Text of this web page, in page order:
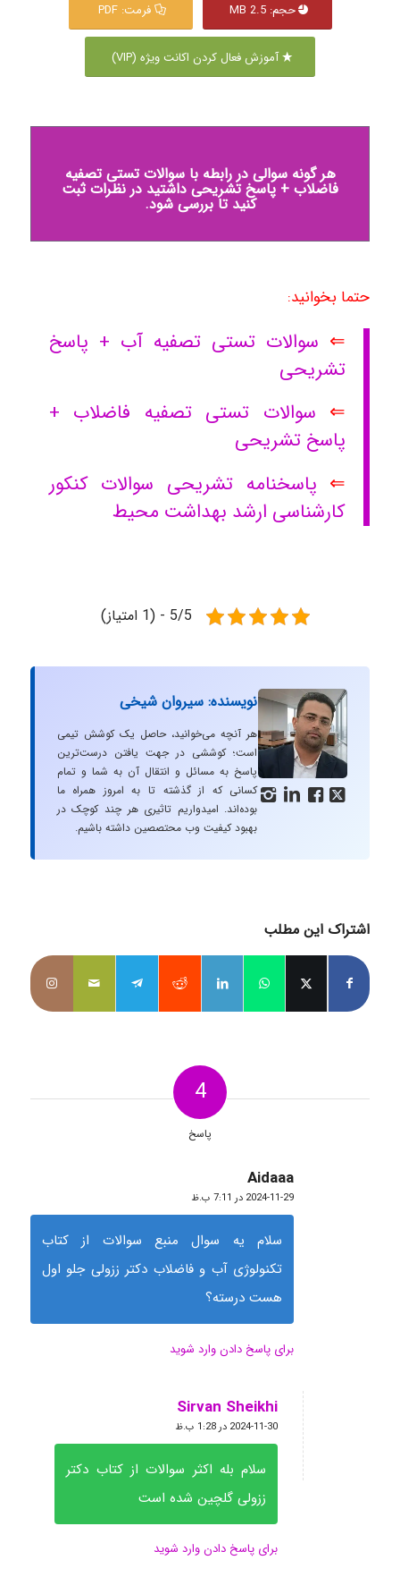
حجم: 2.5 MB فرمت: PDF
آموزش فعال کردن اکانت ویژه (VIP)
هر گونه سوالی در رابطه با سوالات تستی تصفیه
فاضلاب + پاسخ تشریحی داشتید در نظرات ثبت
کنید تا بررسی شود.
حتما بخوانید:
⇐ سوالات تستی تصفیه آب + پاسخ
تشریحی
⇐ سوالات تستی تصفیه فاضلاب +
پاسخ تشریحی
⇐ پاسخنامه تشریحی سوالات کنکور
کارشناسی ارشد بهداشت محیط
5/5 - (1 امتیاز)
   
نویسنده: سیروان شیخی
هر آنچه می‌خوانید، حاصل یک کوشش تیمی
است؛ کوششی در جهت یافتن درست‌ترین
پاسخ به مسائل و انتقال آن به شما و تمام
کسانی که از گذشته تا به امروز همراه ما
بوده‌اند. امیدواریم تاثیری هر چند کوچک در
بهبود کیفیت وب محتصصین داشته باشیم.
اشتراک این مطلب
4
پاسخ
Aidaaa
گفته:
2024-11-29 در 7:11 ب.ظ
سلام یه سوال منبع سوالات از کتاب
تکنولوژی آب و فاضلاب دکتر ززولی جلو اول
هست درسته؟
برای پاسخ دادن وارد شوید
Sirvan Sheikhi
گفته:
2024-11-30 در 1:28 ب.ظ
سلام بله اکثر سوالات از کتاب دکتر
ززولی گلچین شده است
برای پاسخ دادن وارد شوید